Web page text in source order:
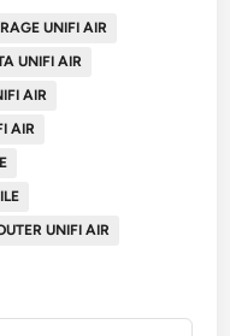
UNIFI AIR
UNIFI AIR
AIR
AIR
UNIFI AIR